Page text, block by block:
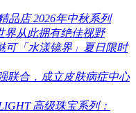
品店 2026年中秋系列
界从此拥有绝佳视野
可「水漾镜界」夏日限时
联合，成立皮肤病症中心
高级珠宝系列：